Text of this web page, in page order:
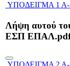
ΥΠΟΔΕΙΓΜΑ 1
Λήψη αυτού
ΕΣΠ